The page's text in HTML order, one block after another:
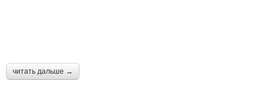
читать дальше →